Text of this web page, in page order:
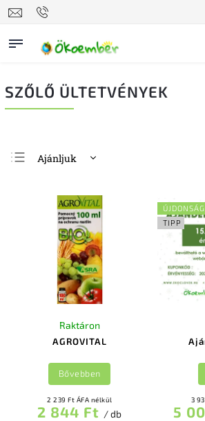
SZŐLŐ ÜLTETVÉNYEK
Ajánljuk
Legdrágább
Legnépszerűbb
termékek
ABC szerint
AGROVITAL
Raktáron
2 239 Ft ÁFA nélkül
2 844 Ft / db
Bővebben
ÚJDONSÁG
TIPP
3
5